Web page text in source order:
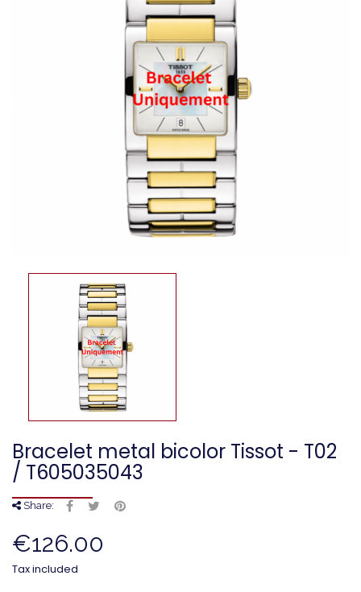
Bracelet metal bicolor Tissot - T02
/ T605035043
Share:
€126.00
Tax included